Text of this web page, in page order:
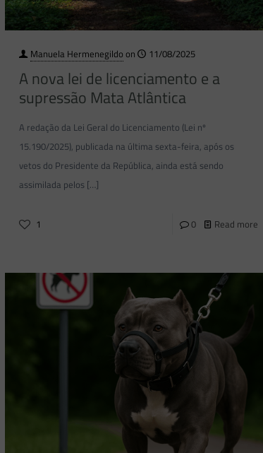
Manuela Hermenegildo on 11/08/2025
A nova lei de licenciamento e a
supressão Mata Atlântica
A redação da Lei Geral do Licenciamento (Lei nº
15.190/2025), publicada na última sexta-feira, após os
vetos do Presidente da República, ainda está sendo
assimilada pelos […]
1 0 Read more